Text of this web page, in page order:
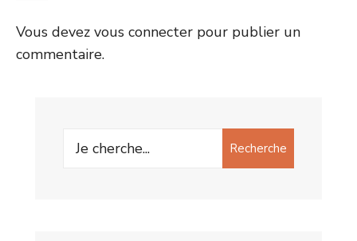
Vous devez vous connecter pour publier un
commentaire.
Recherche